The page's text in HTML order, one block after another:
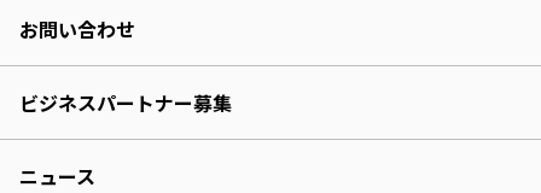
お問い合わせ
ビジネスパートナー募集
ニュース